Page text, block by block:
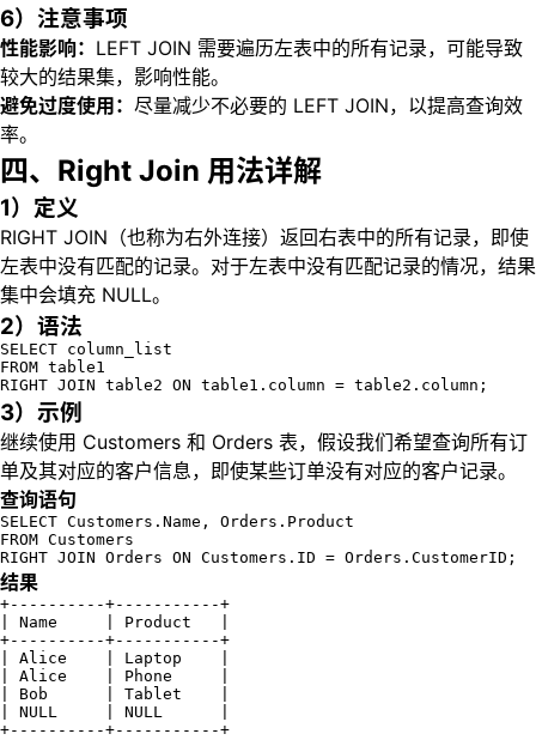
6）注意事项
性能影响： LEFT JOIN 需要遍历左表中的所有记录，可能导致
较大的结果集，影响性能。
避免过度使用： 尽量减少不必要的 LEFT JOIN，以提高查询效
率。
四、Right Join 用法详解
1）定义
RIGHT JOIN（也称为右外连接）返回右表中的所有记录，即使
左表中没有匹配的记录。对于左表中没有匹配记录的情况，结果
集中会填充 NULL。
2）语法
SELECT column_list
FROM table1
RIGHT JOIN table2 ON table1.column = table2.column;
3）示例
继续使用 Customers 和 Orders 表，假设我们希望查询所有订
单及其对应的客户信息，即使某些订单没有对应的客户记录。
查询语句
SELECT Customers.Name, Orders.Product
FROM Customers
RIGHT JOIN Orders ON Customers.ID = Orders.CustomerID;
结果
+----------+-----------+
| Name     | Product   |
+----------+-----------+
| Alice    | Laptop    |
| Alice    | Phone     |
| Bob      | Tablet    |
| NULL     | NULL      |
+----------+-----------+